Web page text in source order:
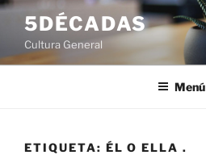
Saltar
contenido
5DÉCADAS
Cultura General
Menú
ETIQUETA: ÉL O ELLA .